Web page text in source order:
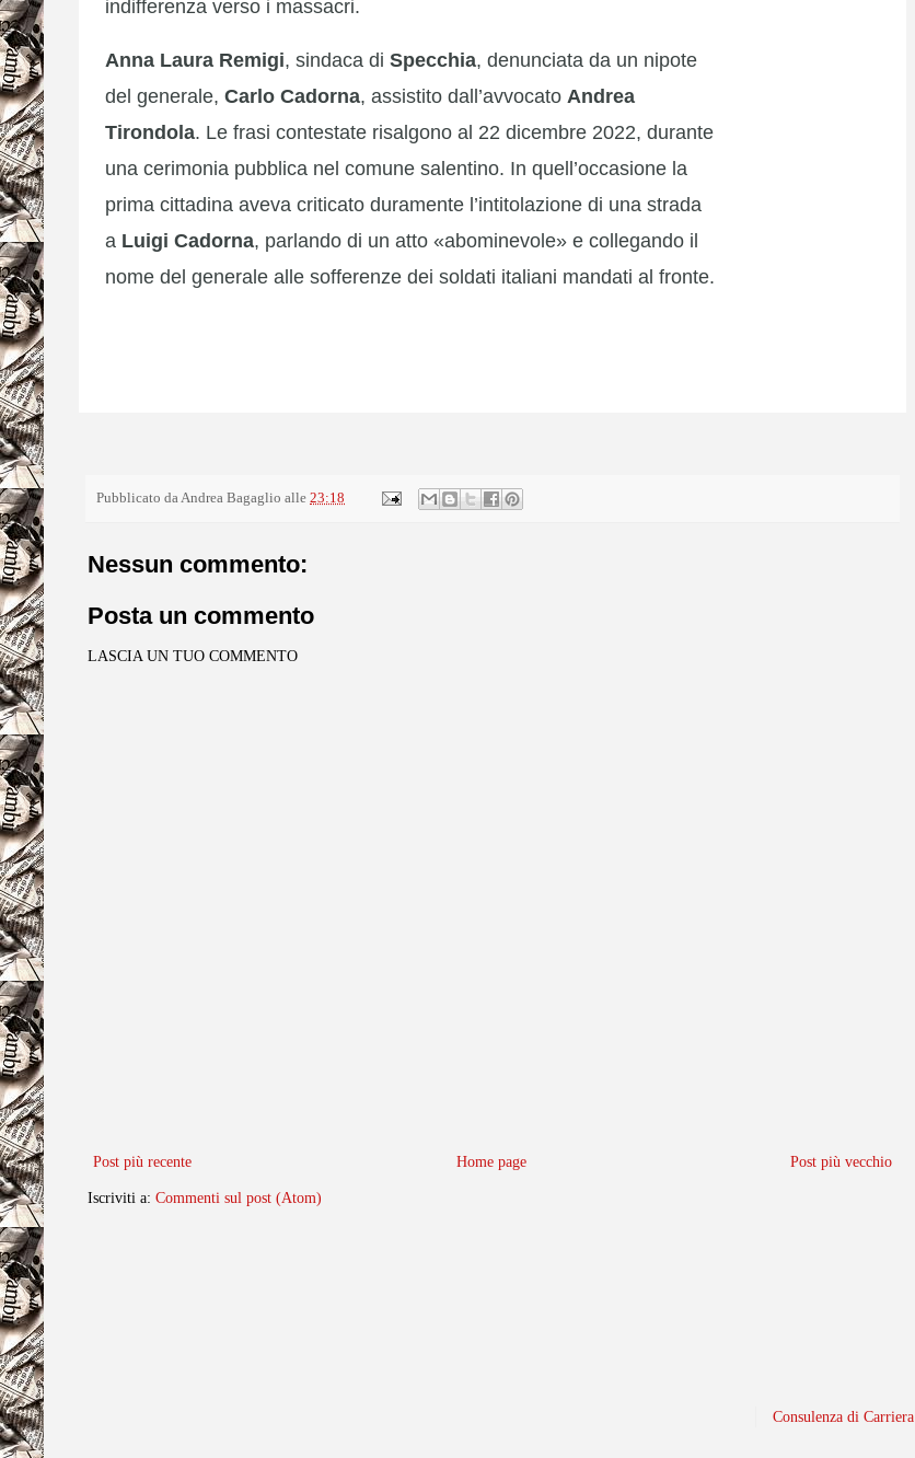
indifferenza verso i massacri.
Anna Laura Remigi, sindaca di Specchia, denunciata da un nipote
del generale, Carlo Cadorna, assistito dall’avvocato Andrea
Tirondola. Le frasi contestate risalgono al 22 dicembre 2022, durante
una cerimonia pubblica nel comune salentino. In quell’occasione la
prima cittadina aveva criticato duramente l’intitolazione di una strada
a Luigi Cadorna, parlando di un atto «abominevole» e collegando il
nome del generale alle sofferenze dei soldati italiani mandati al fronte.
Pubblicato da Andrea Bagaglio alle 23:18
Nessun commento:
Posta un commento
LASCIA UN TUO COMMENTO
Post più recente Post più vecchio
Home page
Iscriviti a: Commenti sul post (Atom)
Consulenza di Carriera